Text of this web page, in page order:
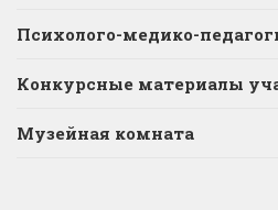
Психолого-медико-
Конкурсные материалы
Музейная комната